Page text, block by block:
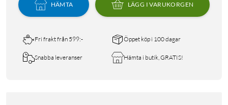
HÄMTA LÄGG I VARUKORGEN
Fri frakt från 599:- Öppet köp i 100 dagar
Snabba leveranser Hämta i butik, GRATIS!